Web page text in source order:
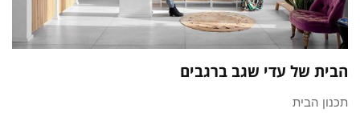
הבית של עדי שגב ברגבים
תכנון הבית